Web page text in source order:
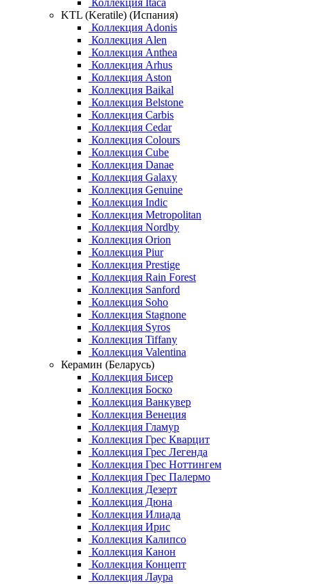
Коллекция Itaca
KTL (Keratile) (Испания)
Коллекция Adonis
Коллекция Alen
Коллекция Anthea
Коллекция Arhus
Коллекция Aston
Коллекция Baikal
Коллекция Belstone
Коллекция Carbis
Коллекция Cedar
Коллекция Colours
Коллекция Cube
Коллекция Danae
Коллекция Galaxy
Коллекция Genuine
Коллекция Indic
Коллекция Metropolitan
Коллекция Nordby
Коллекция Orion
Коллекция Piur
Коллекция Prestige
Коллекция Rain Forest
Коллекция Sanford
Коллекция Soho
Коллекция Stagnone
Коллекция Syros
Коллекция Tiffany
Коллекция Valentina
Керамин (Беларусь)
Коллекция Бисер
Коллекция Боско
Коллекция Ванкувер
Коллекция Венеция
Коллекция Гламур
Коллекция Грес Кварцит
Коллекция Грес Легенда
Коллекция Грес Ноттингем
Коллекция Грес Палермо
Коллекция Дезерт
Коллекция Дюна
Коллекция Илиада
Коллекция Ирис
Коллекция Калипсо
Коллекция Канон
Коллекция Концепт
Коллекция Лаура